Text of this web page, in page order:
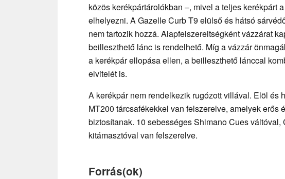
közös kerékpártárolókban –, mivel a teljes kerékpárt
elhelyezni. A Gazelle Curb T9 elülső és hátsó
nem tartozik hozzá. Alapfelszereltségként vázzárat
beilleszthető lánc is rendelhető. Míg a vázzár
a kerékpár ellopása ellen, a beilleszthető lánccal
elvitelét is.
A kerékpár nem rendelkezik rugózott villával. Elöl és
MT200 tárcsafékekkel van felszerelve, amelyek erős
biztosítanak. 10 sebességes Shimano Cues
kitámasztóval van felszerelve.
Forrás(ok)